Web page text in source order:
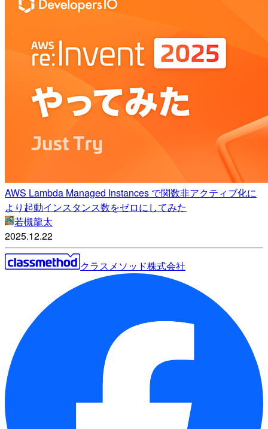
AWS Lambda Managed Instances で関数非アクティブ化に
より起動インスタンス数をゼロにしてみた
若槻龍太
2025.12.22
クラスメソッド株式会社